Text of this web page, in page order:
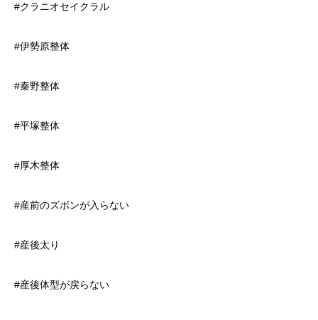
#クラニオセイクラル
#伊勢原整体
#秦野整体
#平塚整体
#厚木整体
#産前のズボンが入らない
#産後太り
#産後体型が戻らない